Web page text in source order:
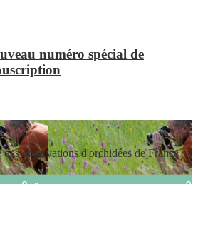
numéro spécial de
observations d'orchidées de France